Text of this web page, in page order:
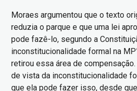
Moraes argumentou que o texto
reduzia o parque e que uma lei
pode fazê-lo, segundo a
inconstitucionalidade formal na
retirou essa área de
de vista da inconstitucionalidade
que ela pode fazer isso, desde